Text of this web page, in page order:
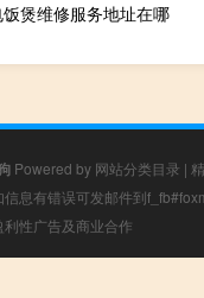
煲维修服务地址在哪
Powered by 网站分类目录 |
息有错误可发邮件到
性广告及商业合作